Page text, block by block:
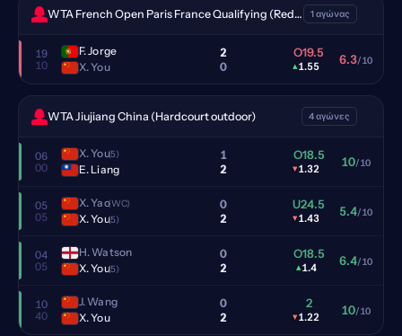
WTA French Open Paris France Qualifying (Red clay) 1 αγώνας
19
10
F. Jorge
X. You
2
0
O19.5
▴1.55 6.3/10
WTA Jiujiang China (Hardcourt outdoor) 4 αγώνες
06
00
X. You(5)
E. Liang
1
2
O18.5
▾1.32 10/10
05
05
X. Yao(WC)
X. You(5)
0
2
U24.5
▾1.43 5.4/10
04
05
H. Watson
X. You(5)
0
2
O18.5
▴1.4 6.4/10
10
40
J. Wang
X. You
0
2
2
▾1.22 10/10